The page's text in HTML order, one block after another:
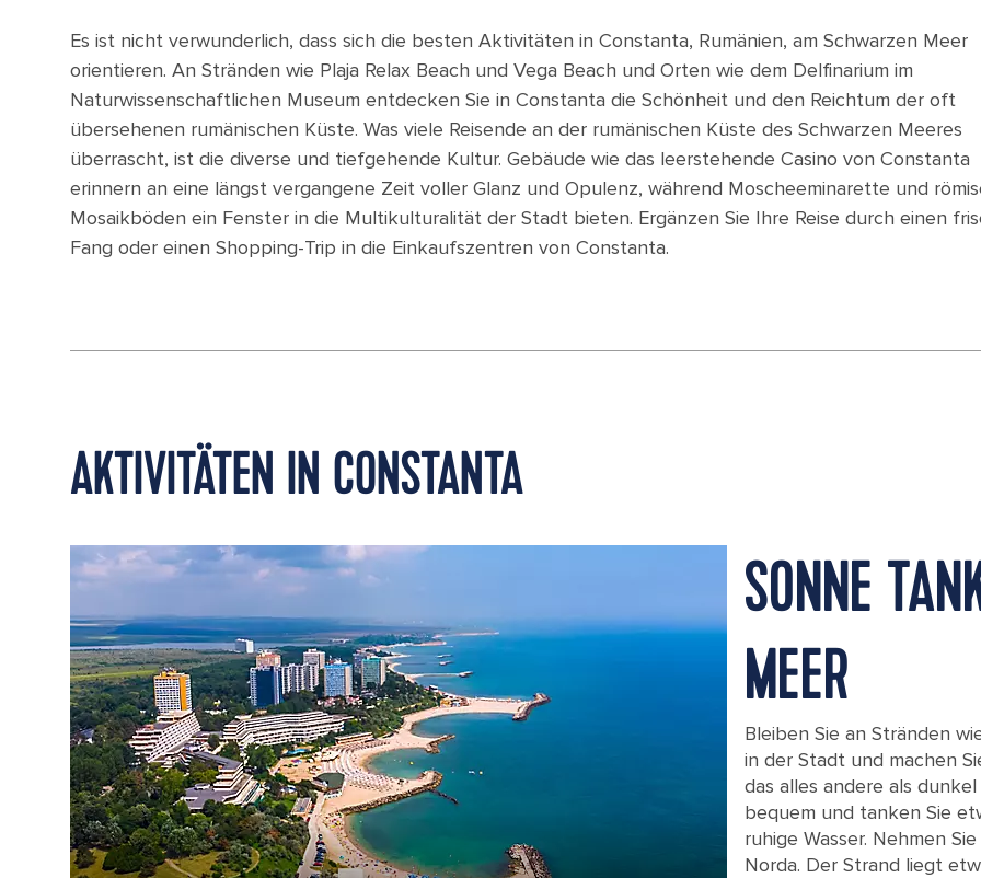
Es ist nicht verwunderlich, dass sich die besten Aktivitäten in Constanta, Rumänien, am Schwarzen Meer
orientieren. An Stränden wie Plaja Relax Beach und Vega Beach und Orten wie dem Delfinarium im
Naturwissenschaftlichen Museum entdecken Sie in Constanta die Schönheit und den Reichtum der oft
übersehenen rumänischen Küste. Was viele Reisende an der rumänischen Küste des Schwarzen Meeres
überrascht, ist die diverse und tiefgehende Kultur. Gebäude wie das leerstehende Casino von Constanta
erinnern an eine längst vergangene Zeit voller Glanz und Opulenz, während Moscheeminarette und
Mosaikböden ein Fenster in die Multikulturalität der Stadt bieten. Ergänzen Sie Ihre Reise durch einen
Fang oder einen Shopping-Trip in die Einkaufszentren von Constanta.
AKTIVITÄTEN IN CONSTANTA
SONNE
MEER
Bleiben Sie an Stränden
in der Stadt und machen
das alles andere als
bequem und tanken Sie
ruhige Wasser. Nehmen
Norda. Der Strand liegt